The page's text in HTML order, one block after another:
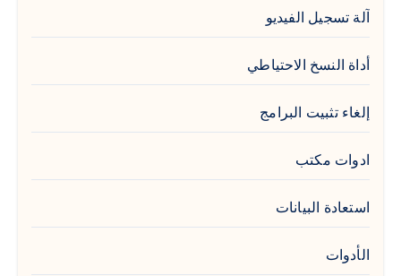
آلة تسجيل الفيديو
أداة النسخ الاحتياطي
إلغاء تثبيت البرامج
ادوات مكتب
استعادة البيانات
الأدوات